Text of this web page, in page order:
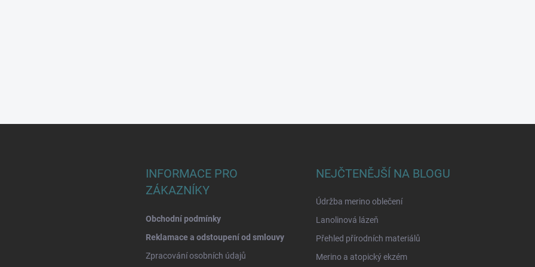
INFORMACE PRO
ZÁKAZNÍKY
Obchodní podmínky
Reklamace a odstoupení od smlouvy
Zpracování osobních údajů
NEJČTENĚJŠÍ NA BLOGU
Údržba merino oblečení
Lanolinová lázeň
Přehled přírodních materiálů
Merino a atopický ekzém